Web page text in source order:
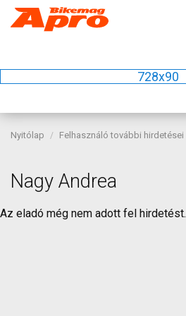
728x90
Nyitólap Felhasználó további hirdetései
Nagy Andrea
Az eladó még nem adott fel hirdetést.